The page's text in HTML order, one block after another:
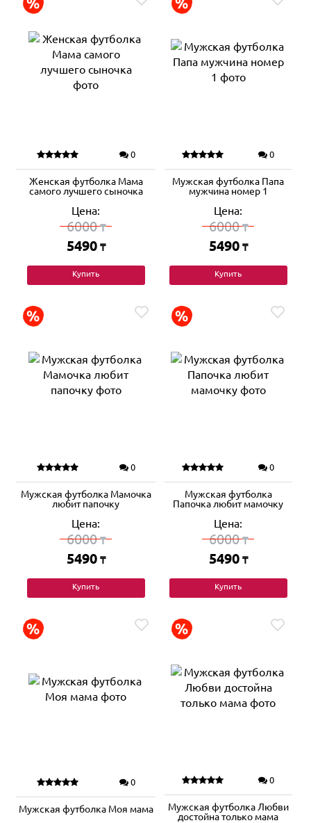
0
Женская футболка Мама
самого лучшего сыночка
Цена:
6000₸
5490 ₸
Купить
0
Мужская футболка Папа
мужчина номер 1
Цена:
6000₸
5490 ₸
Купить
0
Мужская футболка Мамочка
любит папочку
Цена:
6000₸
5490 ₸
Купить
0
Мужская футболка
Папочка любит мамочку
Цена:
6000₸
5490 ₸
Купить
0
Мужская футболка Моя мама
0
Мужская футболка Любви
достойна только мама